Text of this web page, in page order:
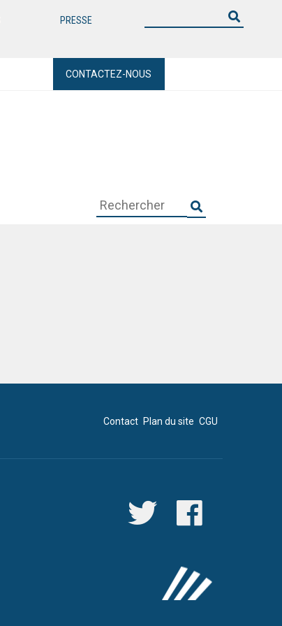
PRESSE
CONTACTEZ-NOUS
Contact Plan du site CGU